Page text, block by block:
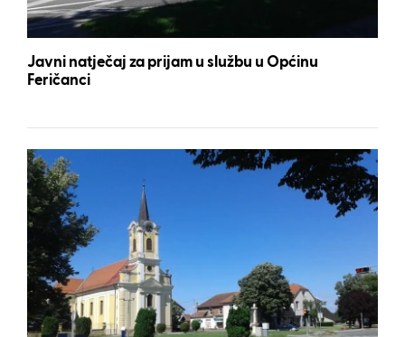
Javni natječaj za prijam u službu u Općinu
Feričanci